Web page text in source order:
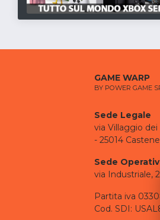
GAME WARP
BY POWER GAME
Sede Legale
via Villaggio dei
- 25014
Sede
via Industriale,
Partita iva
Cod. SDI: